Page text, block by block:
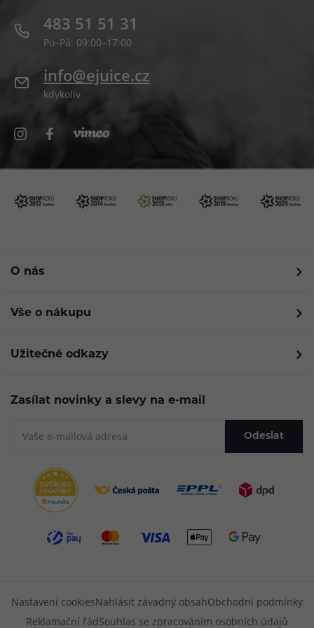
483 51 51 31
Po–Pá: 09:00–17:00
info@ejuice.cz
kdykoliv
O nás
Vše o nákupu
Užitečné odkazy
Zasílat novinky a slevy na e-mail
Odeslat
Nastavení cookiesNahlásit závadný obsahObchodní podmínky
Reklamační řádSouhlas se zpracováním osobních údajů